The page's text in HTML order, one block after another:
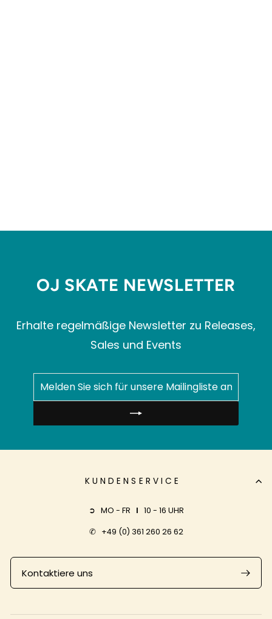
OJ SKATE NEWSLETTER
Erhalte regelmäßige Newsletter zu Releases,
Sales und Events
SIE
SICH
FÜR
UNSERE
AN
KUNDENSERVICE
➲ MO - FR I 10 - 16 UHR
✆ +49 (0) 361 260 26 62
Kontaktiere uns